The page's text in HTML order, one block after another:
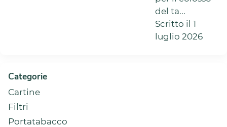
del ta...
Scritto il 1
luglio 2026
Categorie
Cartine
Filtri
Portatabacco